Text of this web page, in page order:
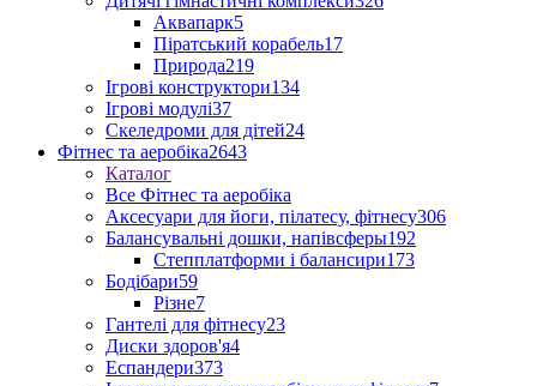
Аквапарк5
Піратський корабель17
Природа219
Ігрові конструктори134
Ігрові модулі37
Скеледроми для дітей24
Фітнес та аеробіка2643
Каталог
Все Фітнес та аеробіка
Аксесуари для йоги, пілатесу, фітнесу306
Балансувальні дошки, напівсферы192
Степплатформи і балансири173
Бодібари59
Різне7
Гантелі для фітнесу23
Диски здоров'я4
Еспандери373